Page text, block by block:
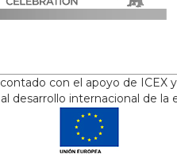
con el apoyo de
desarrollo internacional de la